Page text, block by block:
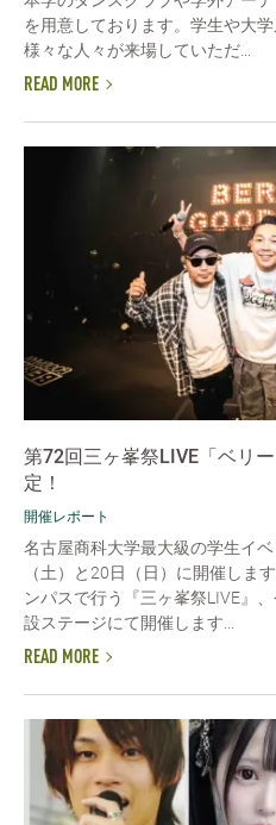
を用意しております。学生や大
様々な人々が来場していただ...
READ MORE
第72回三ヶ峯祭LIVE「ベリ
定！
開催レポート
名古屋商科大学最大級の学生イ
（土）と20日（日）に開催しま
ンパスで行う『三ヶ峯祭LIVE』
設ステージにて開催します...
READ MORE